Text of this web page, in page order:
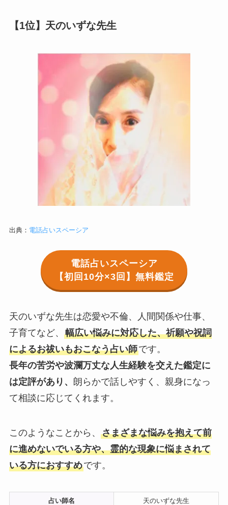
【1位】天のいずな先生
出典： 電話占いスペーシア
電話占いスペーシア
【初回10分×3回】無料鑑定
天のいずな先生は恋愛や不倫、人間関係や仕事、
子育てなど、 幅広い悩みに対応した、祈願や祝詞
によるお祓いもおこなう占い師です。
長年の苦労や波瀾万丈な人生経験を交えた鑑定に
は定評があり、
朗らかで話しやすく、親身になっ
て相談に応じてくれます。
このようなことから、 さまざまな悩みを抱えて前
に進めないでいる方や、霊的な現象に悩まされて
いる方におすすめです。
占い師名 天のいずな先生